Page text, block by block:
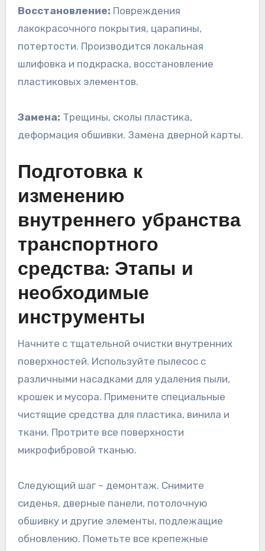
Восстановление: Повреждения
лакокрасочного покрытия, царапины,
потертости. Производится локальная
шлифовка и подкраска, восстановление
пластиковых элементов.
Замена: Трещины, сколы пластика,
деформация обшивки. Замена дверной карты.
Подготовка к
изменению
внутреннего убранства
транспортного
средства: Этапы и
необходимые
инструменты
Начните с тщательной очистки внутренних
поверхностей. Используйте пылесос с
различными насадками для удаления пыли,
крошек и мусора. Примените специальные
чистящие средства для пластика, винила и
ткани. Протрите все поверхности
микрофибровой тканью.
Следующий шаг – демонтаж. Снимите
сиденья, дверные панели, потолочную
обшивку и другие элементы, подлежащие
обновлению. Пометьте все крепежные